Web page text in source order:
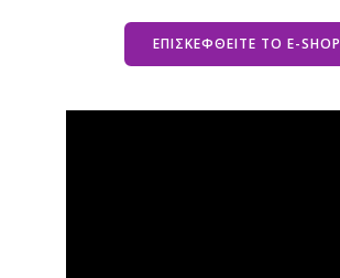
ΕΠΙΣΚΕΦΘΕΙΤΕ ΤΟ E-SHOP